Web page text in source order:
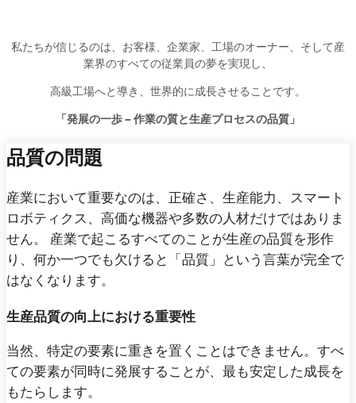
私たちが信じるのは、お客様、企業家、工場のオーナー、そして産
業界のすべての従業員の夢を実現し、
高級工場へと導き、世界的に成長させることです。
「発展の一歩 – 作業の質と生産プロセスの品質」
品質の問題
産業において重要なのは、正確さ、生産能力、スマート
ロボティクス、高価な機器や多数の人材だけではありま
せん。 産業で起こるすべてのことが生産の品質を形作
り、何か一つでも欠けると「品質」という言葉が完全で
はなくなります。
生産品質の向上における重要性
当然、特定の要素に重きを置くことはできません。すべ
ての要素が同時に発展することが、最も安定した成長を
もたらします。